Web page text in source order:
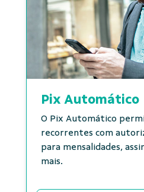
Pix Automático
O Pix Automático
recorrentes com
para mensalidades,
mais.